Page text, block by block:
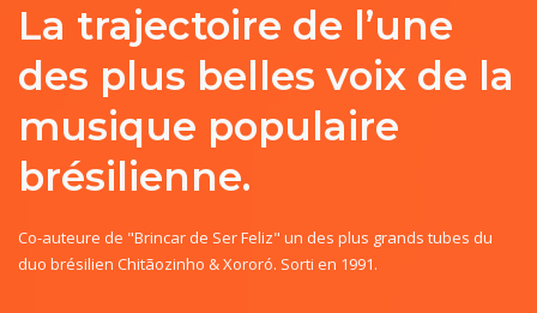
La trajectoire de l’une
des plus belles voix de la
musique populaire
brésilienne.
Co-auteure de "Brincar de Ser Feliz" un des plus grands tubes du
duo brésilien Chitãozinho & Xororó. Sorti en 1991.